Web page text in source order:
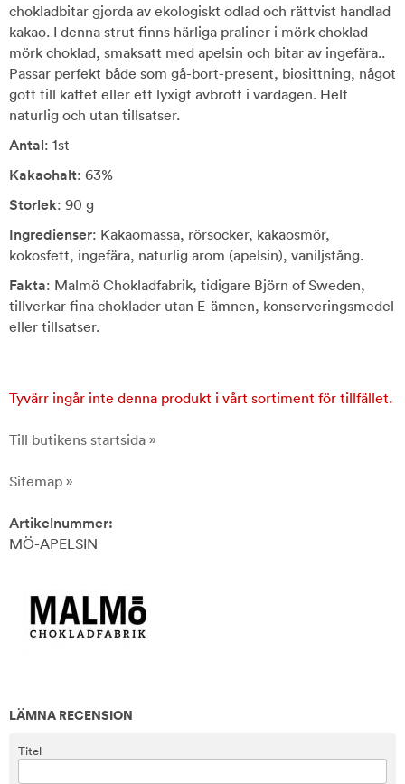
chokladbitar gjorda av ekologiskt odlad och rättvist handlad
kakao. I denna strut finns härliga praliner i mörk choklad
mörk choklad, smaksatt med apelsin och bitar av ingefära..
Passar perfekt både som gå-bort-present, biosittning, något
gott till kaffet eller ett lyxigt avbrott i vardagen. Helt
naturlig och utan tillsatser.
Antal: 1st
Kakaohalt: 63%
Storlek: 90 g
Ingredienser: Kakaomassa, rörsocker, kakaosmör,
kokosfett, ingefära, naturlig arom (apelsin), vaniljstång.
Fakta: Malmö Chokladfabrik, tidigare Björn of Sweden,
tillverkar fina choklader utan E-ämnen, konserveringsmedel
eller tillsatser.
Tyvärr ingår inte denna produkt i vårt sortiment för tillfället.
Till butikens startsida »
Sitemap »
Artikelnummer:
MÖ-APELSIN
LÄMNA RECENSION
Titel